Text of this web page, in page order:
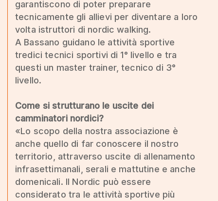
garantiscono di poter preparare
tecnicamente gli allievi per diventare a loro
volta istruttori di nordic walking.
A Bassano guidano le attività sportive
tredici tecnici sportivi di 1° livello e tra
questi un master trainer, tecnico di 3°
livello.
Come si strutturano le uscite dei
camminatori nordici?
«Lo scopo della nostra associazione è
anche quello di far conoscere il nostro
territorio, attraverso uscite di allenamento
infrasettimanali, serali e mattutine e anche
domenicali. Il Nordic può essere
considerato tra le attività sportive più